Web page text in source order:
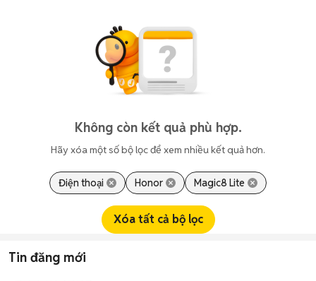
Không còn kết quả phù hợp.
Hãy xóa một số bộ lọc để xem nhiều kết quả hơn.
Điện thoại Honor Magic8 Lite
Xóa tất cả bộ lọc
Tin đăng mới